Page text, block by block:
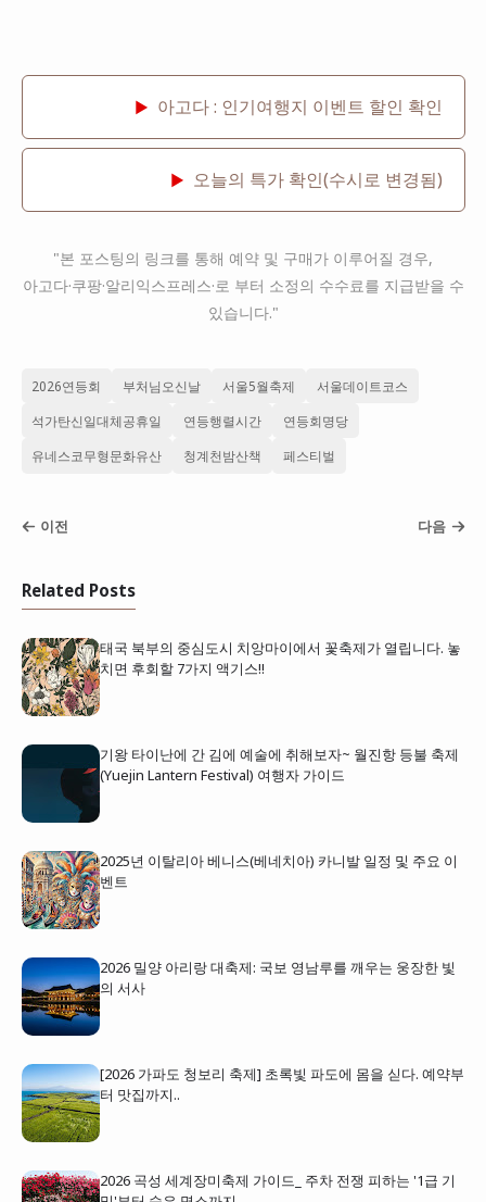
▶ 아고다 : 인기여행지 이벤트 할인 확인
▶ 오늘의 특가 확인(수시로 변경됨)
"본 포스팅의 링크를 통해 예약 및 구매가 이루어질 경우,
아고다·쿠팡·알리익스프레스·로 부터 소정의 수수료를 지급받을 수
있습니다."
2026연등회 부처님오신날 서울5월축제 서울데이트코스
석가탄신일대체공휴일 연등행렬시간 연등회명당
유네스코무형문화유산 청계천밤산책 페스티벌
이전 다음
Related Posts
태국 북부의 중심도시 치앙마이에서 꽃축제가 열립니다. 놓
치면 후회할 7가지 액기스!!
기왕 타이난에 간 김에 예술에 취해보자~ 월진항 등불 축제
(Yuejin Lantern Festival) 여행자 가이드
2025년 이탈리아 베니스(베네치아) 카니발 일정 및 주요 이
벤트
2026 밀양 아리랑 대축제: 국보 영남루를 깨우는 웅장한 빛
의 서사
[2026 가파도 청보리 축제] 초록빛 파도에 몸을 싣다. 예약부
터 맛집까지..
2026 곡성 세계장미축제 가이드_ 주차 전쟁 피하는 '1급 기